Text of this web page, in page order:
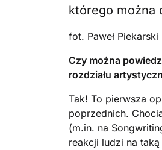
którego można
fot. Paweł Piekarski
Czy można
rozdziału
Tak! To pierwsza
poprzednich.
(m.in. na
reakcji ludzi na